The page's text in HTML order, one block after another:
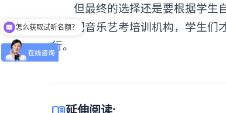
但最终的选择还是要根据学生自
的合肥音乐艺考培训机构，学生们
行。
怎么获取试听名额？
留下【姓名】 【微信】即获取免费试听名额